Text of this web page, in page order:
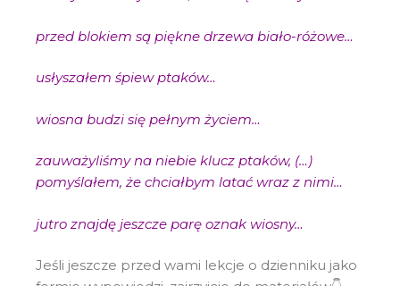
przed blokiem są piękne drzewa biało-różowe…
usłyszałem śpiew ptaków…
wiosna budzi się pełnym życiem…
zauważyliśmy na niebie klucz ptaków, (…)
pomyślałem, że chciałbym latać wraz z nimi…
jutro znajdę jeszcze parę oznak wiosny…
Jeśli jeszcze przed wami lekcje o dzienniku jako